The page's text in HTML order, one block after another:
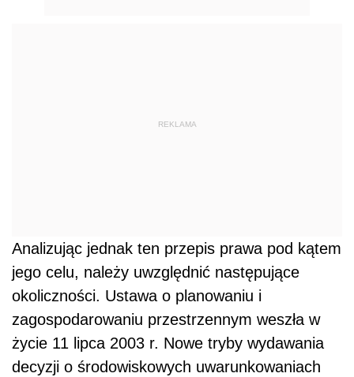
REKLAMA
Analizując jednak ten przepis prawa pod kątem
jego celu, należy uwzględnić następujące
okoliczności. Ustawa o planowaniu i
zagospodarowaniu przestrzennym weszła w
życie 11 lipca 2003 r. Nowe tryby wydawania
decyzji o środowiskowych uwarunkowaniach